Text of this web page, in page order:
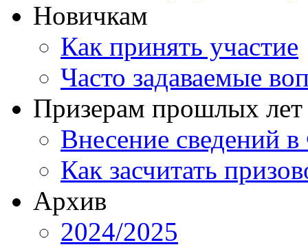
Новичкам
Как принять участие
Часто задаваемые
Призерам прошлых лет
Внесение
Как засчитать
Архив
2024/2025